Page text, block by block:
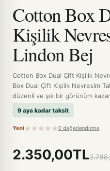
Cotton Box
Kişilik
Lindon Bej
Cotton Box Dual Çift Kişilik
Box Dual Çift Kişilik Nevresim
düzenli ve şık bir görünüm
9 aya kadar taksit
Yeni 0 değerlendirme
2.350,00TL